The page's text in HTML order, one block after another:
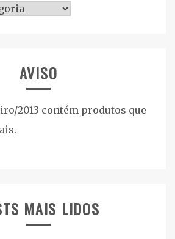
AVISO
2013 contém produtos que
MAIS LIDOS